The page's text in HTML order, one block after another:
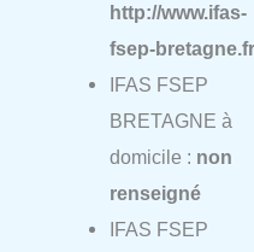
http://www.ifas-
fsep-
IFAS FSEP
BRETAGNE à
domicile : non
renseigné
IFAS FSEP